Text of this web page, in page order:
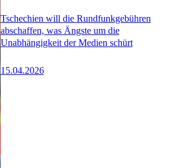
Tschechien will die Rundfunkgebühren
abschaffen, was Ängste um die
Unabhängigkeit der Medien schürt
15.04.2026